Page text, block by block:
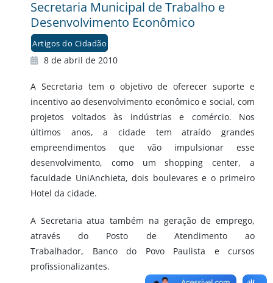
Secretaria Municipal de Trabalho e
Desenvolvimento Econômico
Artigos do Cidadão
8 de abril de 2010
A Secretaria tem o objetivo de oferecer suporte e
incentivo ao desenvolvimento econômico e social, com
projetos voltados às indústrias e comércio. Nos
últimos anos, a cidade tem atraído grandes
empreendimentos que vão impulsionar esse
desenvolvimento, como um shopping center, a
faculdade UniAnchieta, dois boulevares e o primeiro
Hotel da cidade.
A Secretaria atua também na geração de emprego,
através do Posto de Atendimento ao
Trabalhador, Banco do Povo Paulista e cursos
profissionalizantes.